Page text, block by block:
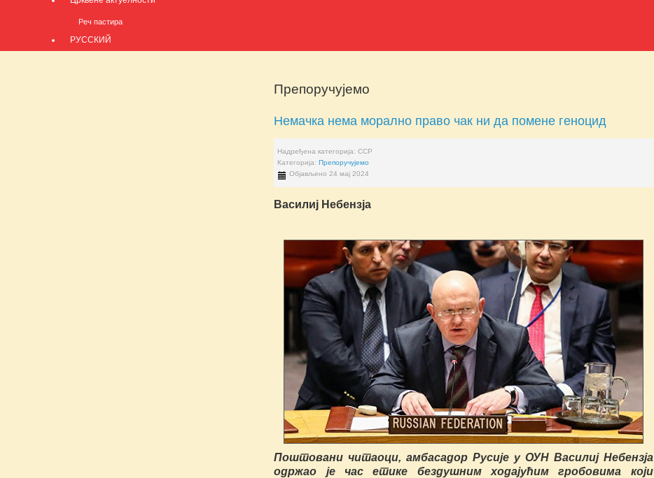
Реч пастира
РУССКИЙ
Препоручујемо
Немачка нема морално право чак ни да помене геноцид
Надређена категорија:ССР
Категорија:Препоручујемо
Објављено 24 мај 2024
Василиј Небензја
Поштовани читаоци, амбасадор Русије у ОУН Василиј Небензја
одржао је час етике бездушним ходајућим гробовима који